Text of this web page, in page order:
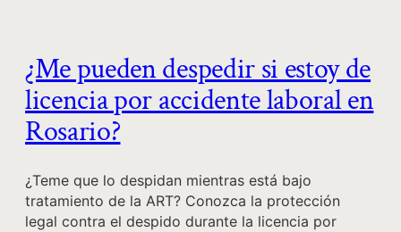
¿Me pueden despedir si estoy de
licencia por accidente laboral en
Rosario?
¿Teme que lo despidan mientras está bajo
tratamiento de la ART? Conozca la protección
legal contra el despido durante la licencia por